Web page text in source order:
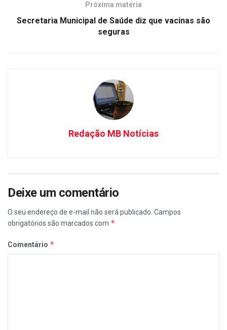
Próxima matéria
Secretaria Municipal de Saúde diz que vacinas são
seguras
Redação MB Notícias
Deixe um comentário
O seu endereço de e-mail não será publicado. Campos
obrigatórios são marcados com *
Comentário *